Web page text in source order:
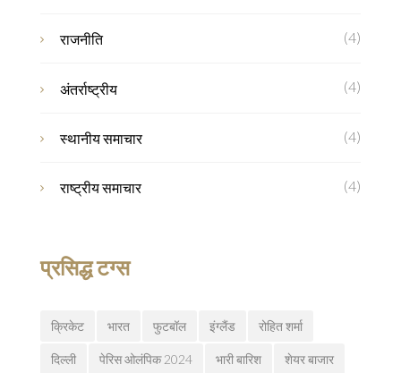
राजनीति (4)
अंतर्राष्ट्रीय (4)
स्थानीय समाचार (4)
राष्ट्रीय समाचार (4)
प्रसिद्ध टग्स
क्रिकेट भारत फुटबॉल इंग्लैंड रोहित शर्मा
दिल्ली पेरिस ओलंपिक 2024 भारी बारिश शेयर बाजार